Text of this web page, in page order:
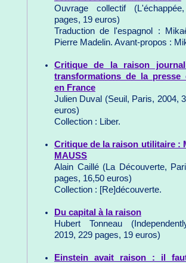
Ouvrage collectif
pages, 19 euros)
Traduction de l'espagnol :
Pierre Madelin. Avant-propos :
Critique de la raison
transformations de la presse
en France
Julien Duval (Seuil, Paris, 2004,
euros)
Collection : Liber.
Critique de la raison utilitaire :
MAUSS
Alain Caillé (La Découverte,
pages, 16,50 euros)
Collection : [Re]découverte.
Du capital à la raison
Hubert Tonneau
2019, 229 pages, 19 euros)
Einstein avait raison : il